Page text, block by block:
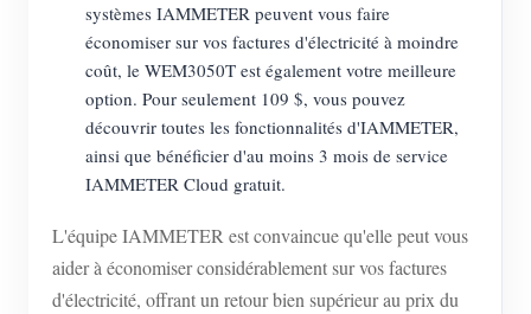
systèmes IAMMETER peuvent vous faire
économiser sur vos factures d'électricité à moindre
coût, le WEM3050T est également votre meilleure
option. Pour seulement 109 $, vous pouvez
découvrir toutes les fonctionnalités d'IAMMETER,
ainsi que bénéficier d'au moins 3 mois de service
IAMMETER Cloud gratuit.
L'équipe IAMMETER est convaincue qu'elle peut vous
aider à économiser considérablement sur vos factures
d'électricité, offrant un retour bien supérieur au prix du